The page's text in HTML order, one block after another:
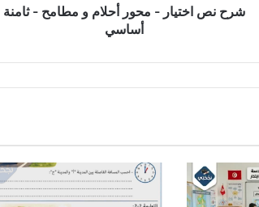
ثامنةشرح نص اختيار - محور أحلام و مطامح - ثامنة
أساسي